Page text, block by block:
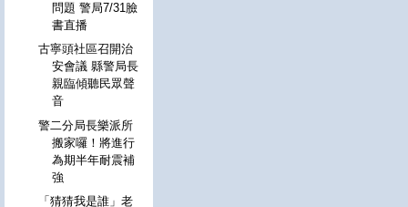
問題 警局7/31臉
書直播
古寧頭社區召開治
安會議 縣警局長
親臨傾聽民眾聲
音
警二分局長樂派所
搬家囉！將進行
為期半年耐震補
強
「猜猜我是誰」老